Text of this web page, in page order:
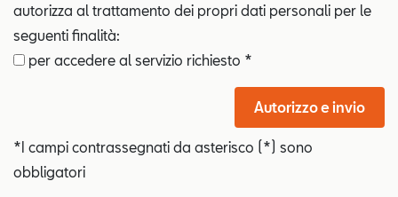
autorizza al trattamento dei propri dati personali per le
seguenti finalità:
per accedere al servizio richiesto *
Autorizzo e invio
*I campi contrassegnati da asterisco (*) sono
obbligatori